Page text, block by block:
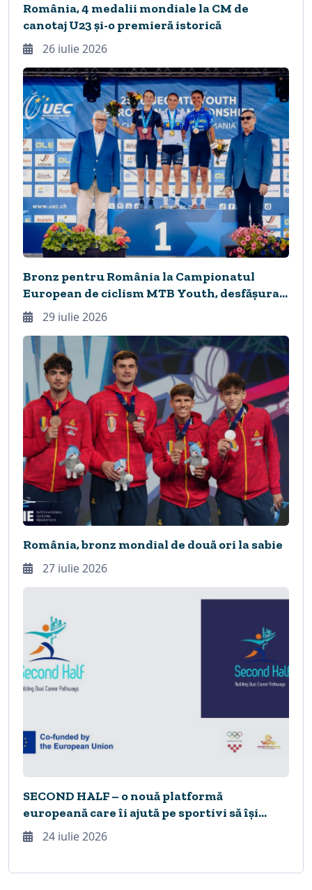
România, 4 medalii mondiale la CM de
canotaj U23 și-o premieră istorică
26 iulie 2026
Bronz pentru România la Campionatul
European de ciclism MTB Youth, desfășurat
în premieră la Cheile Grădiștei
29 iulie 2026
România, bronz mondial de două ori la sabie
27 iulie 2026
SECOND HALF – o nouă platformă
europeană care îi ajută pe sportivi să își
construiască viitorul în timpul și după
încheierea carierei sportive
24 iulie 2026